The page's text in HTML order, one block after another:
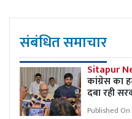
संबंधित समाचार
Sitapur
कांग्रेस का
दबा रही
Published